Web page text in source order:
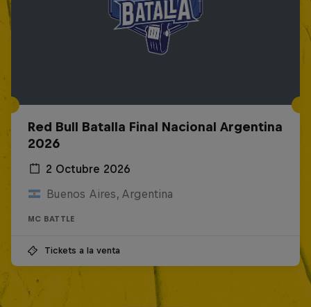
Red Bull Batalla Final Nacional Argentina
2026
2 Octubre 2026
Buenos Aires, Argentina
MC BATTLE
Tickets a la venta